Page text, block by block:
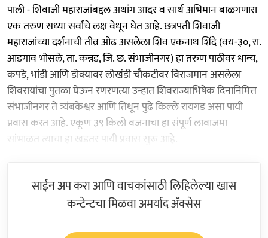
पाली - शिवाजी महाराजांबद्दल अथांग आदर व सार्थ अभिमान बाळगणारा
एक तरुण सध्या सर्वांचे लक्ष वेधून घेत आहे. छत्रपती शिवाजी
महाराजांच्या दर्शनाची तीव्र ओढ असलेला शिव एकनाथ शिंदे (वय-३०, रा.
आडगाव भोसले, ता. कन्नड, जि. छ. संभाजीनगर) हा तरुण पाठीवर धान्य,
कपडे, भांडी आणि डोक्यावर लोखंडी चौकटीवर विराजमान असलेला
शिवरायांचा पुतळा घेऊन रणरणत्या उन्हात शिवराज्याभिषेक दिनानिमित्त
संभाजीनगर ते त्र्यंबकेश्वर आणि तिथून पुढे किल्ले रायगड असा पायी
प्रवास करत आहे. एकूण ३९ किलो वजनाचा हा संपूर्ण लावाजमा
सांभाळत त्याचा हा खडतर पायी प्रवास सुरू आहे.
साईन अप करा आणि वाचकांसाठी लिहिलेल्या खास
कन्टेन्टचा मिळवा अमर्याद ॲक्सेस